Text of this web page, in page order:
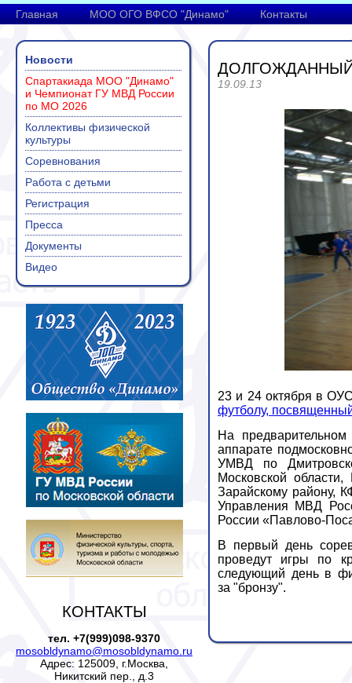
Главная МОО ОГО ВФСО "Динамо" Контакты
Новости
Спартакиада МОО "Динамо"
и Чемпионат ГУ МВД России
по МО 2026
Коллективы физической
культуры
Соревнования
Работа с детьми
Регистрация
Пресса
Документы
Видео
КОНТАКТЫ
тел. +7(999)098-9370
mosobldynamo@mosobldynamo.ru
Адрес: 125009, г.Москва,
Никитский пер., д.3
19.09.13
23 и 24 октября в
футболу,
На
аппарате
УМВД по
Московской области,
Зарайскому району,
Управления МВД
России «Павлово-
В первый день
проведут игры по
следующий день в
за "бронзу".